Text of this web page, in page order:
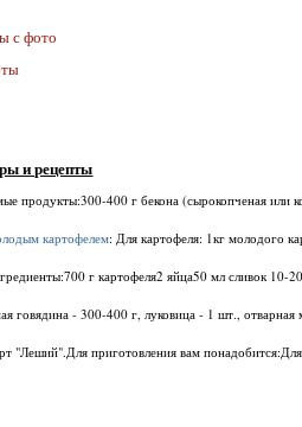
с фото
и рецепты
продукты:300-400 г бекона (сырокопченая или
картофелем: Для картофеля: 1кг молодого
г картофеля2 яйца50 мл сливок 10-
говядина - 300-400 г, луковица - 1 шт.,
"Леший".Для приготовления вам